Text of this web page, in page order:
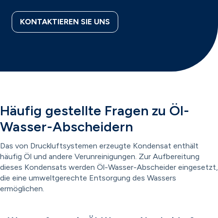
KONTAKTIEREN SIE UNS
Häufig gestellte Fragen zu Öl-
Wasser-Abscheidern
Das von Druckluftsystemen erzeugte Kondensat enthält
häufig Öl und andere Verunreinigungen. Zur Aufbereitung
dieses Kondensats werden Öl-Wasser-Abscheider eingesetzt,
die eine umweltgerechte Entsorgung des Wassers
ermöglichen.